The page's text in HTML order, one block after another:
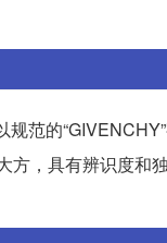
范的
，具有辨识度和